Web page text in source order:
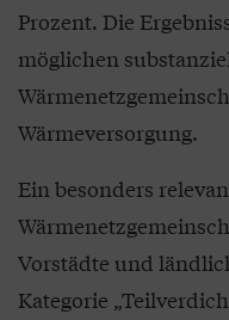
Prozent. Die
möglichen
Wärmeversorgung.
Ein besonders
Vorstädte und
Kategorie